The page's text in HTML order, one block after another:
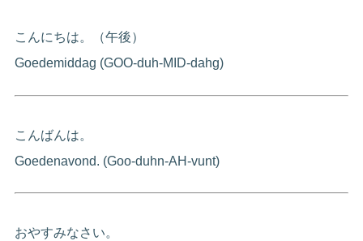
こんにちは。（午後）
Goedemiddag (GOO-duh-MID-dahg)
こんばんは。
Goedenavond. (Goo-duhn-AH-vunt)
おやすみなさい。